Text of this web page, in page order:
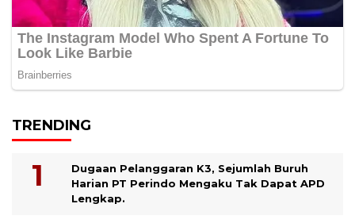
TRENDING
Dugaan Pelanggaran K3, Sejumlah Buruh
Harian PT Perindo Mengaku Tak Dapat APD
Lengkap.